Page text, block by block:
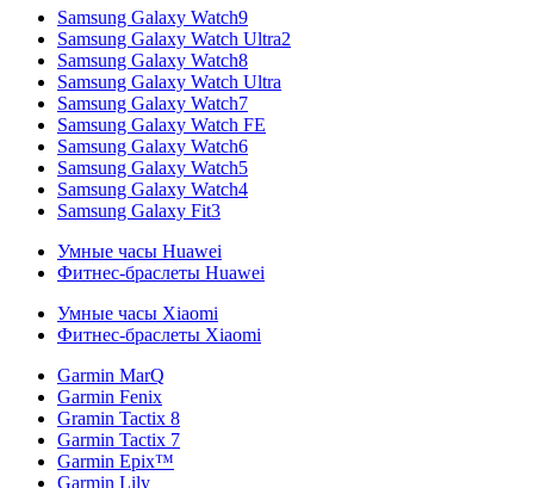
Samsung Galaxy Watch9
Samsung Galaxy Watch Ultra2
Samsung Galaxy Watch8
Samsung Galaxy Watch Ultra
Samsung Galaxy Watch7
Samsung Galaxy Watch FE
Samsung Galaxy Watch6
Samsung Galaxy Watch5
Samsung Galaxy Watch4
Samsung Galaxy Fit3
Умные часы Huawei
Фитнес-браслеты Huawei
Умные часы Xiaomi
Фитнес-браслеты Xiaomi
Garmin MarQ
Garmin Fenix
Gramin Tactix 8
Garmin Tactix 7
Garmin Epix™
Garmin Lily